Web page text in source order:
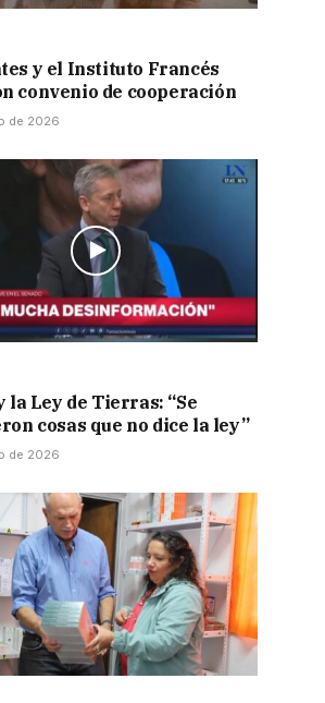
y el Instituto Francés
convenio de cooperación
de 2026
la Ley de Tierras: “Se
cosas que no dice la ley”
de 2026